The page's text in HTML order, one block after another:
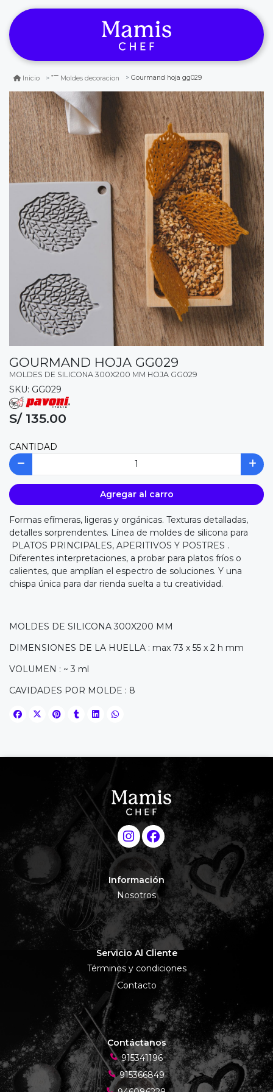
Inicio Moldes decoracion Gourmand hoja gg029
GOURMAND HOJA GG029
MOLDES DE SILICONA 300X200 MM HOJA GG029
SKU: GG029
S/ 135.00
CANTIDAD
Agregar al carro
Formas efímeras, ligeras y orgánicas. Texturas detalladas,
detalles sorprendentes. Línea de moldes de silicona para
PLATOS PRINCIPALES, APERITIVOS Y POSTRES .
Diferentes interpretaciones, a probar para platos fríos o
calientes, que amplían el espectro de soluciones. Y una
chispa única para dar rienda suelta a tu creatividad.
MOLDES DE SILICONA 300X200 MM
DIMENSIONES DE LA HUELLA : max 73 x 55 x 2 h mm
VOLUMEN : ~ 3 ml
CAVIDADES POR MOLDE : 8
Información
Nosotros
Servicio Al Cliente
Términos y condiciones
Contacto
Contáctanos
915341196
915366849